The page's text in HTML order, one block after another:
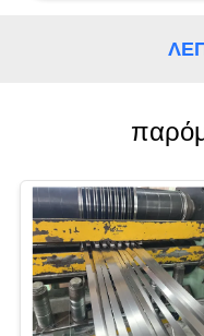
ΑΠΌΣΠΑΣΜΑ
SITEMAP
PRIVACY
POLICY